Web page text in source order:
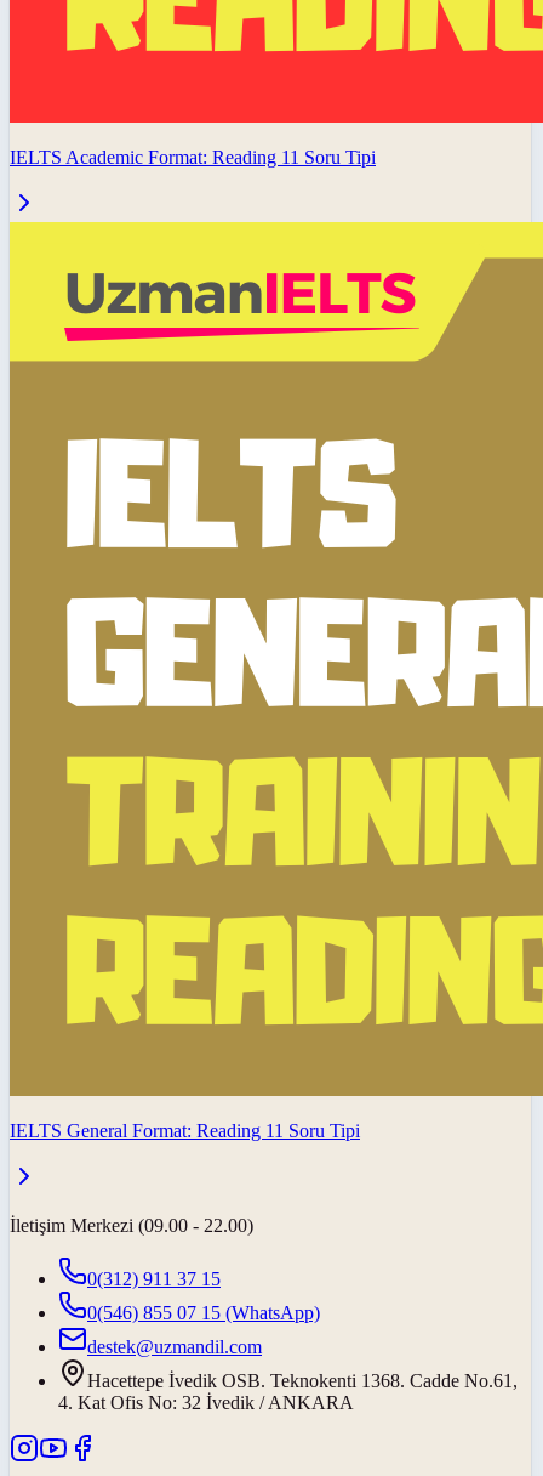
IELTS Academic Format: Reading 11 Soru Tipi
IELTS General Format: Reading 11 Soru Tipi
İletişim Merkezi (09.00 - 22.00)
0(312) 911 37 15
0(546) 855 07 15 (WhatsApp)
destek@uzmandil.com
Hacettepe İvedik OSB. Teknokenti 1368. Cadde No.61,
4. Kat Ofis No: 32 İvedik / ANKARA